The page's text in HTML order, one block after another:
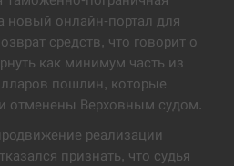
на “кратный рост” атак
з…
новый онлайн-портал для
средств, что говорит о
как минимум часть из
пошлин, которые
отменены Верховным судом.
реализации
признать, что судья